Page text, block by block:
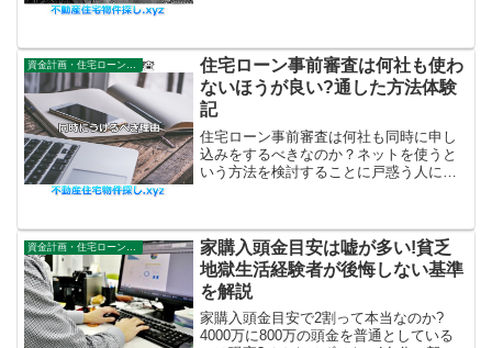
資金計画・住宅ローン審査
住宅ローン事前審査は何社も使わ
ないほうが良い?通した方法体験
記
住宅ローン事前審査は何社も同時に申し
込みをするべきなのか？ネットを使うと
いう方法を検討することに戸惑う人に実
ています。
家購入頭金目安は嘘が多い!貧乏
地獄生活経験者が後悔しない基準
を解説
家購入頭金目安で2割って本当なのか?
4000万に800万の頭金を普通としている